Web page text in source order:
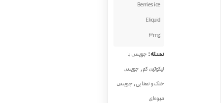
Berries ice
Eliquid
3mg
دسته: جویس با
نیکوتین کم, جویس
خنک و نعنایی,جویس
میوه‌ای